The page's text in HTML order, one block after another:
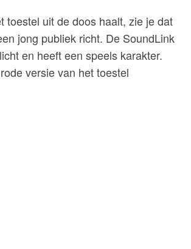
toestel uit de doos haalt, zie je dat
jong publiek richt. De SoundLink
en heeft een speels karakter.
versie van het toestel